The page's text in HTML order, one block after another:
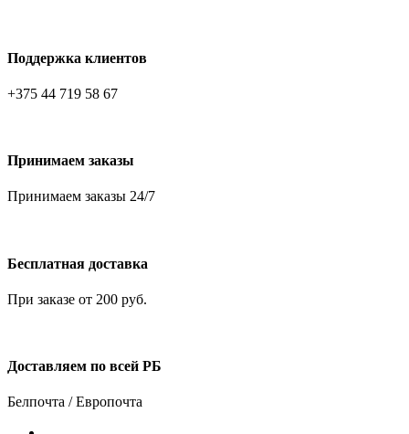
Поддержка клиентов
+375 44 719 58 67
Принимаем заказы
Принимаем заказы 24/7
Бесплатная доставка
При заказе от 200 руб.
Доставляем по всей РБ
Белпочта / Европочта